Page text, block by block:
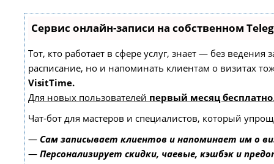
Сервис онлайн-записи на собственном
Тот, кто работает в сфере услуг, знает — без
расписание, но и напоминать клиентам о визитах
VisitTime.
Для новых пользователей первый месяц бесплатно
Чат-бот для мастеров и специалистов, который
— Сам записывает клиентов и напоминает им о
— Персонализирует скидки, чаевые, кэшбэк и